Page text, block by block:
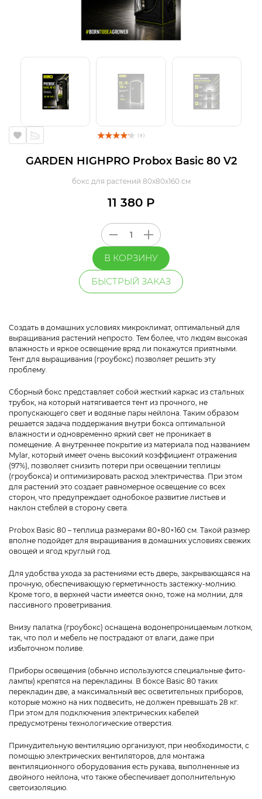
( 9 )
GARDEN HIGHPRO Probox Basic 80 V2
бокс для растений 80х80х160 см
11 380 Р
В КОРЗИНУ
БЫСТРЫЙ ЗАКАЗ
Создать в домашних условиях микроклимат, оптимальный для
выращивания растений непросто. Тем более, что людям высокая
влажность и яркое освещение вряд ли покажутся приятными.
Тент для выращивания (гроубокс) позволяет решить эту
проблему.
Сборный бокс представляет собой жесткий каркас из стальных
трубок, на который натягивается тент из прочного, не
пропускающего свет и водяные пары нейлона. Таким образом
решается задача поддержания внутри бокса оптимальной
влажности и одновременно яркий свет не проникает в
помещение. А внутреннее покрытие из материала под названием
Mylar, который имеет очень высокий коэффициент отражения
(97%), позволяет снизить потери при освещении теплицы
(гроубокса) и оптимизировать расход электричества. При этом
для растений это создает равномерное освещение со всех
сторон, что предупреждает однобокое развитие листьев и
наклон стеблей в сторону света.
Probox Basic 80 – теплица размерами 80×80×160 см. Такой размер
вполне подойдет для выращивания в домашних условиях свежих
овощей и ягод круглый год.
Для удобства ухода за растениями есть дверь, закрывающаяся на
прочную, обеспечивающую герметичность застежку-молнию.
Кроме того, в верхней части имеется окно, тоже на молнии, для
пассивного проветривания.
Внизу палатка (гроубокс) оснащена водонепроницаемым лотком,
так, что пол и мебель не пострадают от влаги, даже при
избыточном поливе.
Приборы освещения (обычно используются специальные фито-
лампы) крепятся на перекладины. В боксе Basic 80 таких
перекладин две, а максимальный вес осветительных приборов,
которые можно на них подвесить, не должен превышать 28 кг.
При этом для подключения электрических кабелей
предусмотрены технологические отверстия.
Принудительную вентиляцию организуют, при необходимости, с
помощью электрических вентиляторов, для монтажа
вентиляционного оборудования есть рукава, выполненные из
двойного нейлона, что также обеспечивает дополнительную
светоизоляцию.